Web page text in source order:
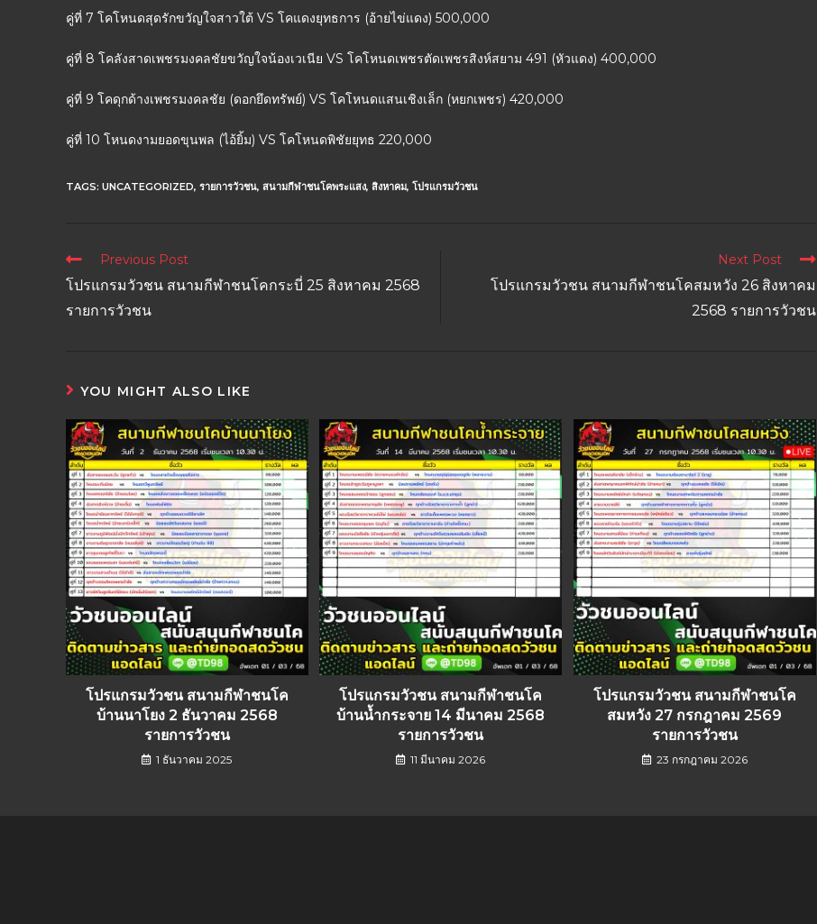
คู่ที่ 7 โคโหนดสุดรักขวัญใจสาวใต้ VS โคแดงยุทธการ (อ้ายไข่แดง) 500,000
คู่ที่ 8 โคลังสาดเพชรมงคลชัยขวัญใจน้องเวเนีย VS โคโหนดเพชรตัดเพชรสิงห์สยาม 491 (หัวแดง) 400,000
คู่ที่ 9 โคดุกด้างเพชรมงคลชัย (ดอกยึดทรัพย์) VS โคโหนดแสนเชิงเล็ก (หยกเพชร) 420,000
คู่ที่ 10 โหนดงามยอดขุนพล (ไอ้ยิ้ม) VS โคโหนดพิชัยยุทธ 220,000
TAGS: UNCATEGORIZED, รายการวัวชน, สนามกีฬาชนโคพระแสง, สิงหาคม, โปรแกรมวัวชน
Previous Post
โปรแกรมวัวชน สนามกีฬาชนโคกระบี่ 25 สิงหาคม 2568
รายการวัวชน
Next Post
โปรแกรมวัวชน สนามกีฬาชนโคสมหวัง 26 สิงหาคม
2568 รายการวัวชน
YOU MIGHT ALSO LIKE
โปรแกรมวัวชน สนามกีฬาชนโค
บ้านนาโยง 2 ธันวาคม 2568
รายการวัวชน
1 ธันวาคม 2025
โปรแกรมวัวชน สนามกีฬาชนโค
บ้านน้ำกระจาย 14 มีนาคม 2568
รายการวัวชน
11 มีนาคม 2026
โปรแกรมวัวชน สนามกีฬาชนโค
สมหวัง 27 กรกฎาคม 2569
รายการวัวชน
23 กรกฎาคม 2026